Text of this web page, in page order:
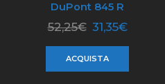
DuPont 845 R
52,25€ 31,35€
ACQUISTA